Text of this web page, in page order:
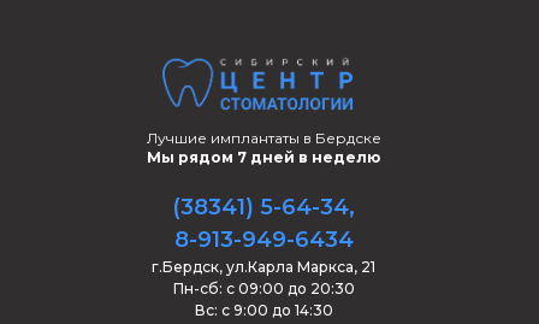
Лучшие имплантаты в Бердске
Мы рядом 7 дней в неделю
(38341) 5-64-34,
8-913-949-6434
г.Бердск, ул.Карла Маркса, 21
Пн-сб: с 09:00 до 20:30
Вс: с 9:00 до 14:30